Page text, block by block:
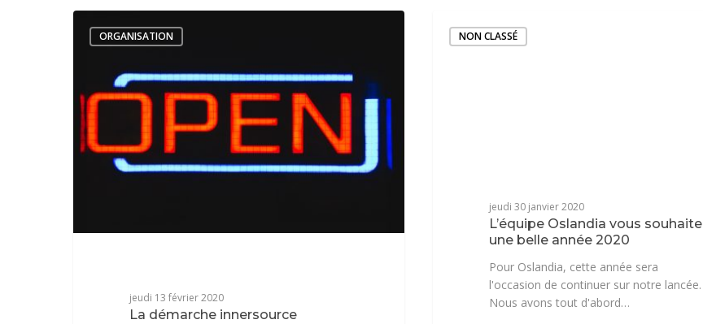
ORGANISATION
jeudi 13 février 2020
La démarche innersource
NON CLASSÉ
jeudi 30 janvier 2020
L’équipe Oslandia vous souhaite
une belle année 2020
Pour Oslandia, cette année sera
l'occasion de continuer sur notre lancée.
Nous avons tout d'abord…